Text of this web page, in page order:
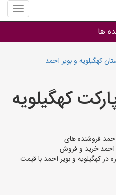
منوی
سایت
ها
ها
ها
کهگیلویه و بویر احمد
کهگیلویه
فروشنده های
احمد خرید و فروش
در کهگیلویه و بویر احمد با قیمت